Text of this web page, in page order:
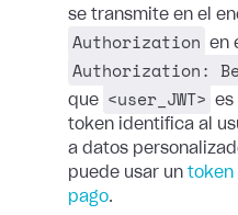
se transmite en el
Authorization en
Authorization:
que
<user_JWT>
es
token identifica al
a datos
puede usar un token
pago.